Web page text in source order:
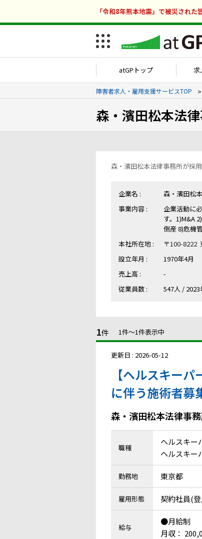
「令和8年熊本地震」で被災され
atGPトップ 求
障害者求人・雇用支援サービスTOP
森・濱田松本法
森・濱田松本法律事務所が採
企業名 :
森・濱田松
事業内容 :
企業活動に
す。1)M&A
倒産 8)危機
本社所在地 :
〒100-8222
設立年月 :
1970年4月
売上高 :
-
従業員数 :
547人 / 2023
1件 1件〜1件表示中
更新日 : 2026-05-12
【ヘルスキー
に伴う施術者募
森・濱田松本法律事
職種
ヘルスキー
ヘルスキー
勤務地 東京都
雇用形態 契約社員(
給与
●月給制
月収：